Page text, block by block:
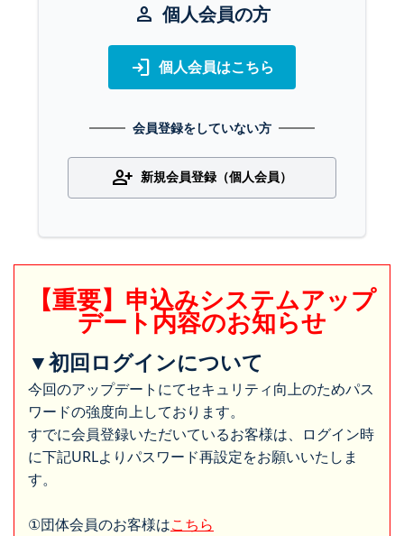
person 個人会員の方
login 個人会員はこちら
会員登録をしていない方
person_add 新規会員登録（個人会員）
【重要】申込みシステムアップ
デート内容のお知らせ
▼初回ログインについて
今回のアップデートにてセキュリティ向上のためパス
ワードの強度向上しております。
すでに会員登録いただいているお客様は、ログイン時
に下記URLよりパスワード再設定をお願いいたしま
す。
①団体会員のお客様はこちら